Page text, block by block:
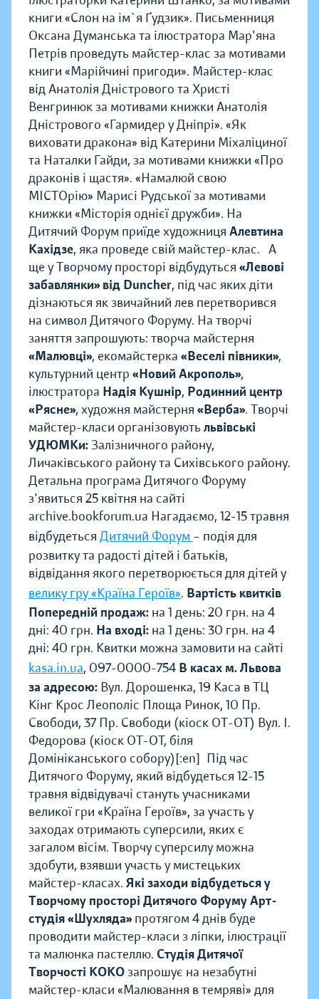
книги «Слон на ім`я Ґудзик». Письменниця
Оксана Думанська та ілюстратора Мар'яна
Петрів проведуть майстер-клас за мотивами
книги «Марійчині пригоди». Майстер-клас
від Анатолія Дністрового та Христі
Венгринюк за мотивами книжки Анатолія
Дністрового «Гармидер у Дніпрі». «Як
виховати дракона» від Катерини Міхаліциної
та Наталки Гайди, за мотивами книжки «Про
драконів і щастя». «Намалюй свою
МІСТОрію» Марисі Рудської за мотивами
книжки «Місторія однієї дружби». На
Дитячий Форум приїде художниця Алевтина
Кахідзе, яка проведе свій майстер-клас. А
ще у Творчому просторі відбудуться «Левові
забавлянки» від Duncher, під час яких діти
дізнаються як звичайний лев перетворився
на символ Дитячого Форуму. На творчі
заняття запрошують: творча майстерня
«Малювці», екомайстерка «Веселі півники»,
культурний центр «Новий Акрополь»,
ілюстратора Надія Кушнір, Родинний центр
«Рясне», художня майстерня «Верба». Творчі
майстер-класи організовуютьльвівські
УДЮМКи: Залізничного району,
Личаківського району та Сихівського району.
Детальна програма Дитячого Форуму
з'явиться 25 квітня на сайті
archive.bookforum.ua Нагадаємо, 12-15 травня
відбудеться Дитячий Форум – подія для
розвитку та радості дітей і батьків,
відвідання якого перетворюється для дітей у
велику гру «Країна Героїв». Вартість квитків
Попередній продаж: на 1 день: 20 грн. на 4
дні: 40 грн. На вході: на 1 день: 30 грн. на 4
дні: 40 грн. Квитки можна замовити на сайті
kasa.in.ua, 097-0000-754 В касах м. Львова
за адресою: Вул. Дорошенка, 19 Каса в ТЦ
Кінг Крос Леополіс Площа Ринок, 10 Пр.
Свободи, 37 Пр. Свободи (кіоск ОТ-ОТ) Вул. І.
Федорова (кіоск ОТ-ОТ, біля
Домініканського собору)[:en]Під час
Дитячого Форуму, який відбудеться 12-15
травня відвідувачі стануть учасниками
великої гри «Країна Героїв», за участь у
заходах отримають суперсили, яких є
загалом вісім. Творчу суперсилу можна
здобути, взявши участь у мистецьких
майстер-класах. Які заходи відбудеться у
Творчому просторі Дитячого ФорумуАрт-
студія «Шухляда»протягом 4 днів буде
проводити майстер-класи з ліпки, ілюстрації
та малюнка пастеллю. Студія Дитячої
Творчості КОКОзапрошує на незабутні
майстер-класи «Малювання в темряві» для